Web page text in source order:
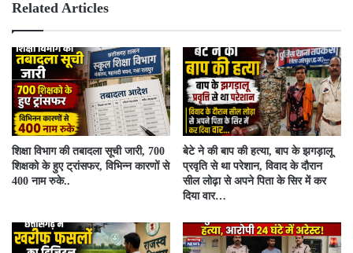
Related Articles
शिक्षा विभाग की तबादला सूची जारी, 700
शिक्षको के हुए ट्रांसफर, विभिन्न कारणों से
400 नाम रुके..
बेटे ने की बाप की हत्या, बाप के झगड़ालू
प्रवृति से था परेशान, विवाद के दौरान
सील लोढ़ा से अपने पिता के सिर में कर
दिया वार…